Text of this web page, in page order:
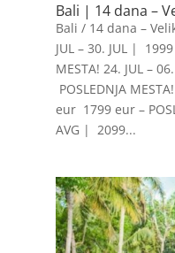
Bali | 14 dana –
Bali / 14 dana –
JUL – 30. JUL |
MESTA! 24. JUL –
POSLEDNJA
eur 1799 eur –
AVG | 2099...